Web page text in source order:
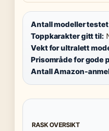
Antall modeller
Toppkarakter gitt til:
Vekt for ultralett
Prisområde for gode
Antall Amazon-
RASK OVERSIKT